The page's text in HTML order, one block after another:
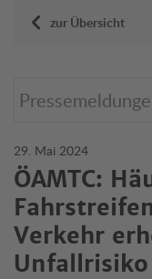
zur Übersicht
29. Mai 2024
ÖAMTC:
Verkehr
Unfallrisiko